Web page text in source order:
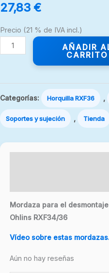
27,83 €
Precio (21 % de IVA incl.)
AÑADIR
CARRITO
Categorías: Horquilla RXF36 ,
Soportes y sujeción , Tienda
Mordaza para el
Ohlins RXF34/36
Vídeo sobre estas
Aún no hay reseñas